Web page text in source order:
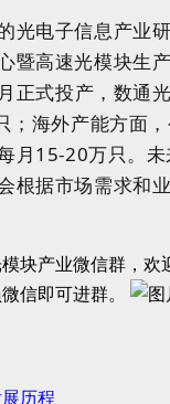
光电子信息产业
暨高速光模块生
正式投产，数通
；海外产能方面，
月15-20万只。
根据市场需求和
块产业微信群，欢
信即可进群。
历程